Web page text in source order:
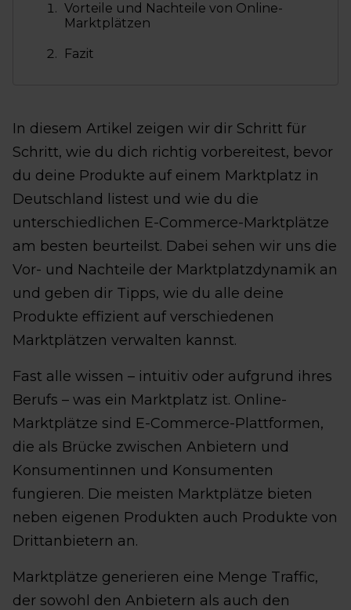
Vorteile und Nachteile von Online-
Marktplätzen
Fazit
In diesem Artikel zeigen wir dir Schritt für
Schritt, wie du dich richtig vorbereitest, bevor
du deine Produkte auf einem Marktplatz in
Deutschland listest und wie du die
unterschiedlichen E-Commerce-Marktplätze
am besten beurteilst. Dabei sehen wir uns die
Vor- und Nachteile der Marktplatzdynamik an
und geben dir Tipps, wie du alle deine
Produkte effizient auf verschiedenen
Marktplätzen verwalten kannst.
Fast alle wissen – intuitiv oder aufgrund ihres
Berufs – was ein Marktplatz ist. Online-
Marktplätze sind E-Commerce-Plattformen,
die als Brücke zwischen Anbietern und
Konsumentinnen und Konsumenten
fungieren. Die meisten Marktplätze bieten
neben eigenen Produkten auch Produkte von
Drittanbietern an.
Marktplätze generieren eine Menge Traffic,
der sowohl den Anbietern als auch den